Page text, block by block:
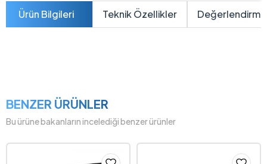
Ürün Bilgileri Teknik Özellikler
BENZER ÜRÜNLER
Bu ürüne bakanların incelediği benzer ürünler